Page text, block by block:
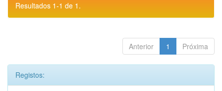
Resultados 1-1 de 1.
Anterior 1 Próxima
Registos: